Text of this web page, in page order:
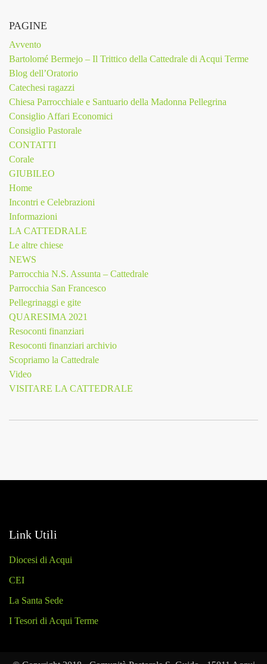
PAGINE
Avvento
Bartolomé Bermejo – Il Trittico della Cattedrale di Acqui Terme
Blog dell’Oratorio
Catechesi ragazzi
Chiesa Parrocchiale e Santuario della Madonna Pellegrina
Consiglio Affari Economici
Consiglio Pastorale
CONTATTI
Corale
GIUBILEO
Home
Incontri e Celebrazioni
Informazioni
LA CATTEDRALE
Le altre chiese
NEWS
Parrocchia N.S. Assunta – Cattedrale
Parrocchia San Francesco
Pellegrinaggi e gite
QUARESIMA 2021
Resoconti finanziari
Resoconti finanziari archivio
Scopriamo la Cattedrale
Video
VISITARE LA CATTEDRALE
Link Utili
Diocesi di Acqui
CEI
La Santa Sede
I Tesori di Acqui Terme